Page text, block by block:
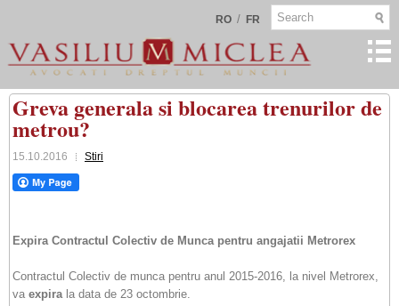
RO / FR
Greva generala si blocarea trenurilor de
metrou?
15.10.2016 Stiri
Expira Contractul Colectiv de Munca pentru angajatii Metrorex
Contractul Colectiv de munca pentru anul 2015-2016, la nivel Metrorex,
va expirala data de 23 octombrie.